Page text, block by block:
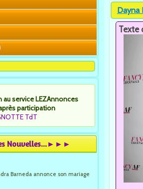
service LEZAnnonces
participation
TdT
Nouvelles...►►►
Barneda annonce son mariage
Dayna
Texte